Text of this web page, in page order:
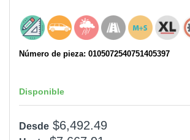
Número de pieza: 0105072540751405397
Disponible
Desde $6,492.49